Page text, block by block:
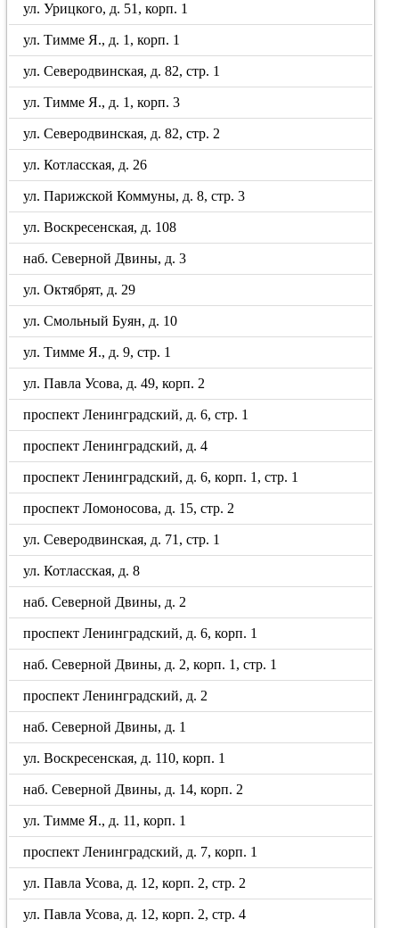
ул. Урицкого, д. 51, корп. 1
ул. Тимме Я., д. 1, корп. 1
ул. Северодвинская, д. 82, стр. 1
ул. Тимме Я., д. 1, корп. 3
ул. Северодвинская, д. 82, стр. 2
ул. Котласская, д. 26
ул. Парижской Коммуны, д. 8, стр. 3
ул. Воскресенская, д. 108
наб. Северной Двины, д. 3
ул. Октябрят, д. 29
ул. Смольный Буян, д. 10
ул. Тимме Я., д. 9, стр. 1
ул. Павла Усова, д. 49, корп. 2
проспект Ленинградский, д. 6, стр. 1
проспект Ленинградский, д. 4
проспект Ленинградский, д. 6, корп. 1, стр. 1
проспект Ломоносова, д. 15, стр. 2
ул. Северодвинская, д. 71, стр. 1
ул. Котласская, д. 8
наб. Северной Двины, д. 2
проспект Ленинградский, д. 6, корп. 1
наб. Северной Двины, д. 2, корп. 1, стр. 1
проспект Ленинградский, д. 2
наб. Северной Двины, д. 1
ул. Воскресенская, д. 110, корп. 1
наб. Северной Двины, д. 14, корп. 2
ул. Тимме Я., д. 11, корп. 1
проспект Ленинградский, д. 7, корп. 1
ул. Павла Усова, д. 12, корп. 2, стр. 2
ул. Павла Усова, д. 12, корп. 2, стр. 4